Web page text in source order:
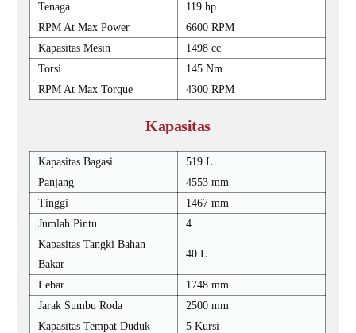
Tenaga
119 hp
RPM At Max Power
6600 RPM
Kapasitas Mesin
1498 cc
Torsi
145 Nm
RPM At Max Torque
4300 RPM
Kapasitas
Kapasitas Bagasi
519 L
Panjang
4553 mm
Tinggi
1467 mm
Jumlah Pintu
4
Kapasitas Tangki Bahan
Bakar
40 L
Lebar
1748 mm
Jarak Sumbu Roda
2500 mm
Kapasitas Tempat Duduk
5 Kursi